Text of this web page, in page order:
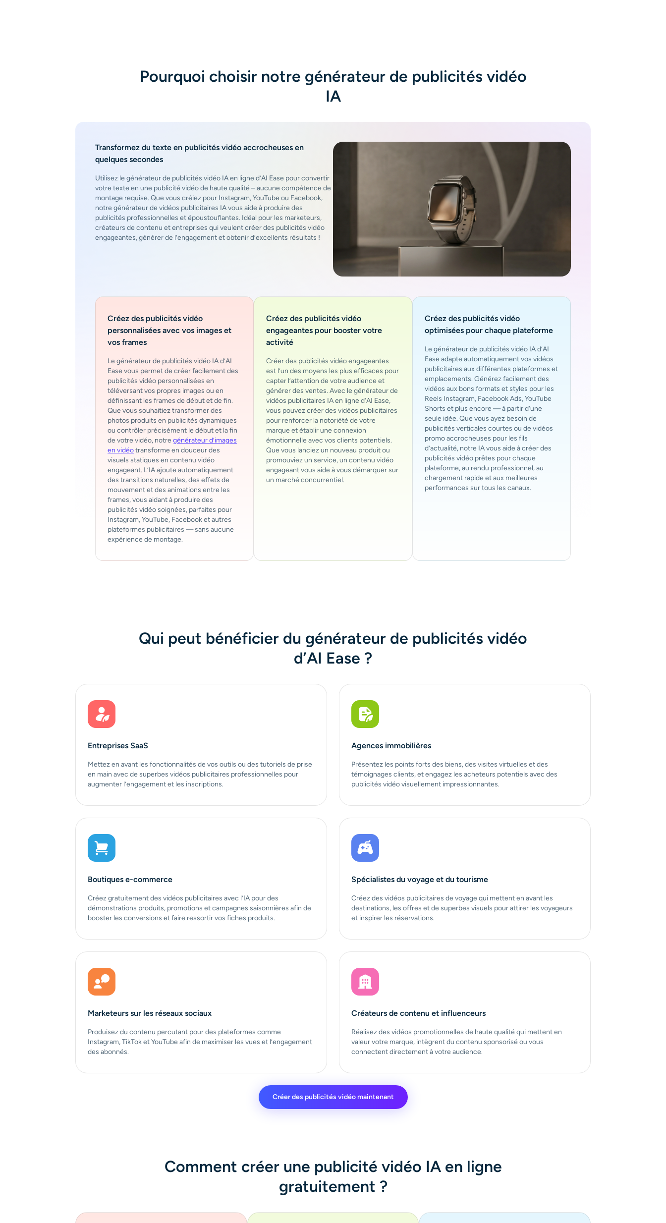
Pourquoi choisir notre générateur de publicités vidéo
IA
Transformez du texte en publicités vidéo accrocheuses en
quelques secondes
Utilisez le générateur de publicités vidéo IA en ligne d’AI Ease pour convertir
votre texte en une publicité vidéo de haute qualité – aucune compétence de
montage requise. Que vous créiez pour Instagram, YouTube ou Facebook,
notre générateur de vidéos publicitaires IA vous aide à produire des
publicités professionnelles et époustouflantes. Idéal pour les marketeurs,
créateurs de contenu et entreprises qui veulent créer des publicités vidéo
engageantes, générer de l’engagement et obtenir d’excellents résultats !
Créez des publicités vidéo
personnalisées avec vos images et
vos frames
Le générateur de publicités vidéo IA d’AI
Ease vous permet de créer facilement des
publicités vidéo personnalisées en
téléversant vos propres images ou en
définissant les frames de début et de fin.
Que vous souhaitiez transformer des
photos produits en publicités dynamiques
ou contrôler précisément le début et la fin
de votre vidéo, notre générateur d’images
en vidéotransforme en douceur des
visuels statiques en contenu vidéo
engageant. L’IA ajoute automatiquement
des transitions naturelles, des effets de
mouvement et des animations entre les
frames, vous aidant à produire des
publicités vidéo soignées, parfaites pour
Instagram, YouTube, Facebook et autres
plateformes publicitaires — sans aucune
expérience de montage.
Créez des publicités vidéo
engageantes pour booster votre
activité
Créer des publicités vidéo engageantes
est l’un des moyens les plus efficaces pour
capter l’attention de votre audience et
générer des ventes. Avec le générateur de
vidéos publicitaires IA en ligne d’AI Ease,
vous pouvez créer des vidéos publicitaires
pour renforcer la notoriété de votre
marque et établir une connexion
émotionnelle avec vos clients potentiels.
Que vous lanciez un nouveau produit ou
promouviez un service, un contenu vidéo
engageant vous aide à vous démarquer sur
un marché concurrentiel.
Créez des publicités vidéo
optimisées pour chaque plateforme
Le générateur de publicités vidéo IA d’AI
Ease adapte automatiquement vos vidéos
publicitaires aux différentes plateformes et
emplacements. Générez facilement des
vidéos aux bons formats et styles pour les
Reels Instagram, Facebook Ads, YouTube
Shorts et plus encore — à partir d’une
seule idée. Que vous ayez besoin de
publicités verticales courtes ou de vidéos
promo accrocheuses pour les fils
d’actualité, notre IA vous aide à créer des
publicités vidéo prêtes pour chaque
plateforme, au rendu professionnel, au
chargement rapide et aux meilleures
performances sur tous les canaux.
Qui peut bénéficier du générateur de publicités vidéo
d’AI Ease ?
Entreprises SaaS
Mettez en avant les fonctionnalités de vos outils ou des tutoriels de prise
en main avec de superbes vidéos publicitaires professionnelles pour
augmenter l’engagement et les inscriptions.
Agences immobilières
Présentez les points forts des biens, des visites virtuelles et des
témoignages clients, et engagez les acheteurs potentiels avec des
publicités vidéo visuellement impressionnantes.
Boutiques e-commerce
Créez gratuitement des vidéos publicitaires avec l’IA pour des
démonstrations produits, promotions et campagnes saisonnières afin de
booster les conversions et faire ressortir vos fiches produits.
Spécialistes du voyage et du tourisme
Créez des vidéos publicitaires de voyage qui mettent en avant les
destinations, les offres et de superbes visuels pour attirer les voyageurs
et inspirer les réservations.
Marketeurs sur les réseaux sociaux
Produisez du contenu percutant pour des plateformes comme
Instagram, TikTok et YouTube afin de maximiser les vues et l’engagement
des abonnés.
Créateurs de contenu et influenceurs
Réalisez des vidéos promotionnelles de haute qualité qui mettent en
valeur votre marque, intègrent du contenu sponsorisé ou vous
connectent directement à votre audience.
Créer des publicités vidéo maintenant
Comment créer une publicité vidéo IA en ligne
gratuitement ?